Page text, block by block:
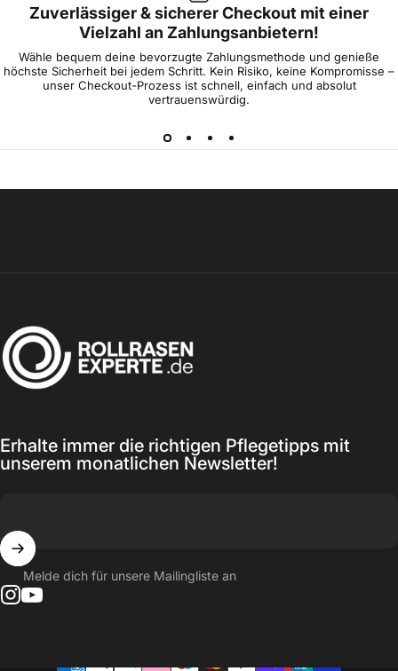
Zuverlässiger & sicherer Checkout mit einer
Vielzahl an Zahlungsanbietern!
Wähle bequem deine bevorzugte Zahlungsmethode und genieße
höchste Sicherheit bei jedem Schritt. Kein Risiko, keine Kompromisse –
unser Checkout-Prozess ist schnell, einfach und absolut
vertrauenswürdig.
ROLLRASEN EXPERTE
Erhalte immer die richtigen Pflegetipps mit
unserem monatlichen Newsletter!
Melde dich für unsere Mailingliste an